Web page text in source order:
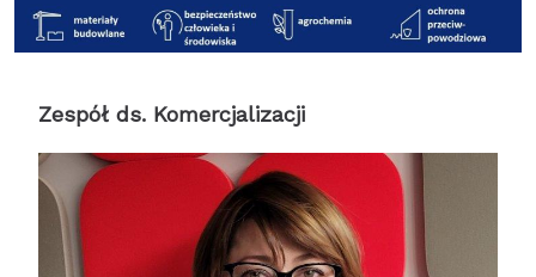
Zespół ds. Komercjalizacji